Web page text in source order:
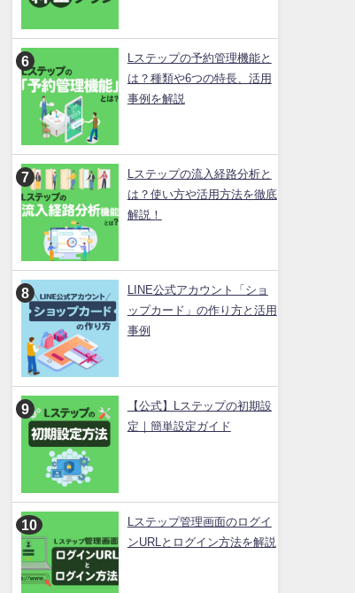
Lステップの予約管理機能と
は？種類や6つの特長、活用
事例を解説
Lステップの流入経路分析と
は？使い方や活用方法を徹底
解説！
LINE公式アカウント「ショ
ップカード」の作り方と活用
事例
【公式】Lステップの初期設
定｜簡単設定ガイド
Lステップ管理画面のログイ
ンURLとログイン方法を解説